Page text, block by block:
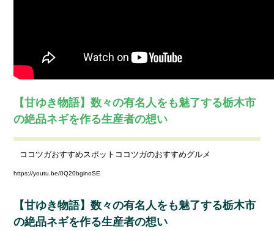
【甘ゆき物語】数々の有名人をも魅了する栃木市
の絶品ネギを作る生産者の想い
ココツガおすすめスポット ココツガのおすすめグルメ
https://youtu.be/0Q20bginoSE
【甘ゆき物語】数々の有名人をも魅了する栃木市
の絶品ネギを作る生産者の想い